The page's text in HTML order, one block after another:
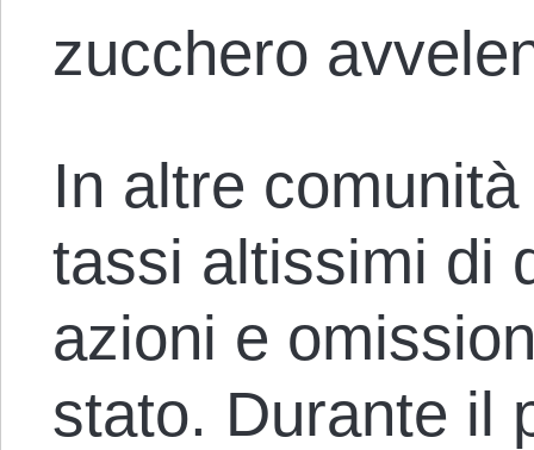
zucchero
In altre
tassi altissimi di
azioni e
stato. Durante il